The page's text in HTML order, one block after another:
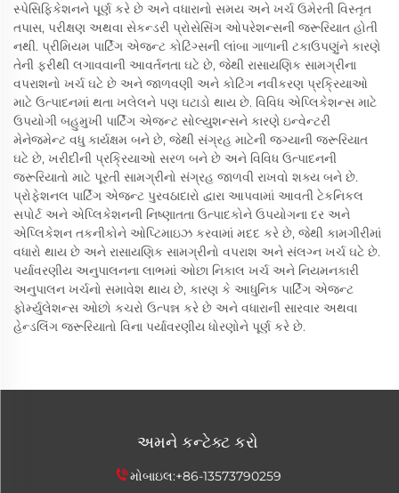
સ્પેસિફિકેશનને પૂર્ણ કરે છે અને વધારાનો સમય અને ખર્ચ ઉમેરતી વિસ્તૃત
તપાસ, પરીક્ષણ અથવા સેકન્ડરી પ્રોસેસિંગ ઓપરેશન્સની જરૂરિયાત હોતી
નથી. પ્રીમિયમ પાર્ટિંગ એજન્ટ કોટિંગ્સની લાંબા ગાળાની ટકાઉપણુંને કારણે
તેની ફરીથી લગાવવાની આવર્તનતા ઘટે છે, જેથી રાસાયણિક સામગ્રીના
વપરાશનો ખર્ચ ઘટે છે અને જાળવણી અને કોટિંગ નવીકરણ પ્રક્રિયાઓ
માટે ઉત્પાદનમાં થતા ખલેલને પણ ઘટાડો થાય છે. વિવિધ એપ્લિકેશન્સ માટે
ઉપયોગી બહુમુખી પાર્ટિંગ એજન્ટ સોલ્યુશન્સને કારણે ઇન્વેન્ટરી
મેનેજમેન્ટ વધુ કાર્યક્ષમ બને છે, જેથી સંગ્રહ માટેની જગ્યાની જરૂરિયાત
ઘટે છે, ખરીદીની પ્રક્રિયાઓ સરળ બને છે અને વિવિધ ઉત્પાદનની
જરૂરિયાતો માટે પૂરતી સામગ્રીનો સંગ્રહ જાળવી રાખવો શક્ય બને છે.
પ્રોફેશનલ પાર્ટિંગ એજન્ટ પુરવઠાદારો દ્વારા આપવામાં આવતી ટેકનિકલ
સપોર્ટ અને એપ્લિકેશનની નિષ્ણાતતા ઉત્પાદકોને ઉપયોગના દર અને
એપ્લિકેશન તકનીકોને ઓપ્ટિમાઇઝ કરવામાં મદદ કરે છે, જેથી કામગીરીમાં
વધારો થાય છે અને રાસાયણિક સામગ્રીનો વપરાશ અને સંલગ્ન ખર્ચ ઘટે છે.
પર્યાવરણીય અનુપાલનના લાભમાં ઓછા નિકાલ ખર્ચ અને નિયમનકારી
અનુપાલન ખર્ચનો સમાવેશ થાય છે, કારણ કે આધુનિક પાર્ટિંગ એજન્ટ
ફોર્મ્યુલેશન્સ ઓછો કચરો ઉત્પન્ન કરે છે અને વધારાની સારવાર અથવા
હેન્ડલિંગ જરૂરિયાતો વિના પર્યાવરણીય ધોરણોને પૂર્ણ કરે છે.
અમને કન્ટેક્ટ કરો
મોબાઇલ:+86-13573790259